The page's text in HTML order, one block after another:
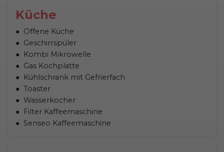
Küche
Offene Küche
Geschirrspüler
Kombi Mikrowelle
Gas Kochplatte
Kühlschrank mit Gefrierfach
Toaster
Wasserkocher
Filter Kaffeemaschine
Senseo Kaffeemaschine